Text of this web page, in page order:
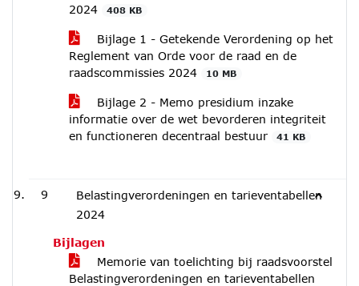
2024
408 KB
Bijlage 1 - Getekende Verordening op het
Reglement van Orde voor de raad en de
raadscommissies 2024
10 MB
Bijlage 2 - Memo presidium inzake
informatie over de wet bevorderen integriteit
en functioneren decentraal bestuur
41 KB
9
Belastingverordeningen en tarieventabellen
2024
Bijlagen
Memorie van toelichting bij raadsvoorstel
Belastingverordeningen en tarieventabellen